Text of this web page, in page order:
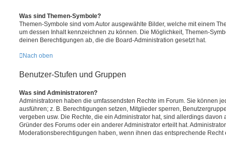
Was sind Themen-Symbole?
Themen-Symbole sind vom Autor ausgewählte Bilder, welche mit einem
um dessen Inhalt kennzeichnen zu können. Die Möglichkeit, Themen-
deinen Berechtigungen ab, die die Board-Administration gesetzt hat.
Nach oben
Benutzer-Stufen und Gruppen
Was sind Administratoren?
Administratoren haben die umfassendsten Rechte im Forum. Sie können
ausführen; z. B. Berechtigungen setzen, Mitglieder sperren,
vergeben usw. Die Rechte, die ein Administrator hat, sind allerdings
Gründer des Forums oder ein anderer Administrator erteilt hat.
Moderationsberechtigungen haben, wenn ihnen das entsprechende Recht